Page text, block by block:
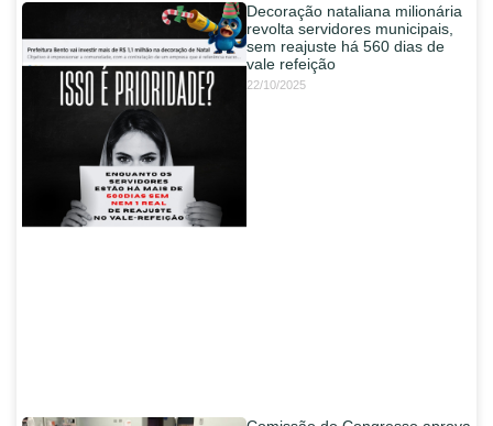
Decoração nataliana milionária
revolta servidores municipais,
sem reajuste há 560 dias de
vale refeição
22/10/2025